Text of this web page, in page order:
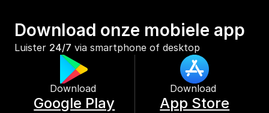
Download onze mobiele app
Luister 24/7 via smartphone of desktop
Download
Google Play
Download
App Store